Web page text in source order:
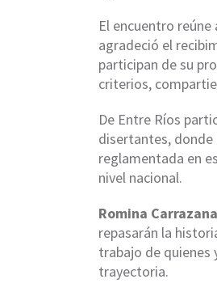
El encuentro
agradeció el
participan de su
criterios,
De Entre Ríos
disertantes, donde
reglamentada en
nivel nacional.
Romina Carrazana
repasarán la
trabajo de quienes
trayectoria.